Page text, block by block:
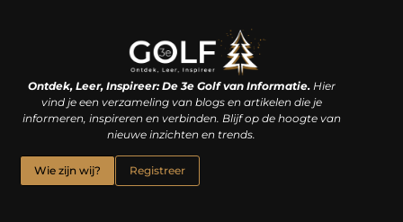
Ontdek, Leer, Inspireer: De 3e Golf van Informatie.Hier
vind je een verzameling van blogs en artikelen die je
informeren, inspireren en verbinden. Blijf op de hoogte van
nieuwe inzichten en trends.
Wie zijn wij? Registreer